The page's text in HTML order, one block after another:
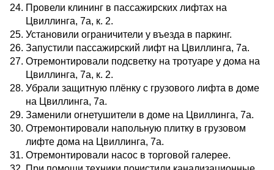
Провели клининг в пассажирских лифтах на
Цвиллинга, 7а, к. 2.
Установили ограничители у въезда в паркинг.
Запустили пассажирский лифт на Цвиллинга, 7а.
Отремонтировали подсветку на тротуаре у дома на
Цвиллинга, 7а, к. 2.
Убрали защитную плёнку с грузового лифта в доме
на Цвиллинга, 7а.
Заменили огнетушители в доме на Цвиллинга, 7а.
Отремонтировали напольную плитку в грузовом
лифте дома на Цвиллинга, 7а.
Отремонтировали насос в торговой галерее.